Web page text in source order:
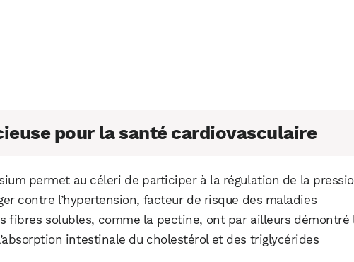
pour la santé cardiovasculaire
permet au céleri de participer à la régulation de la
contre l’hypertension, facteur de risque des maladies
fibres solubles, comme la pectine, ont par ailleurs démontré
intestinale du cholestérol et des triglycérides